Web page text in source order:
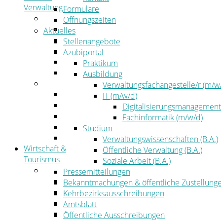
Verwaltung
Politik
Kreistag
Kreistagsinformationssystem
Bürgerinformationssystem
Wahlen
Leitbild
Der Landrat
Kommunalaufsicht
Zahlen, Daten, Fakten
Wirtschaft &
Tourismus
Wirtschaft
Wirtschaftsförderung
Gewerbeflächen und Unternehmen
Arbeitgeberservice
Mobilfunk & Breitband
Formulare
Öffnungszeiten
Aktuelles
Stellenangebote
Azubiportal
Praktikum
Ausbildung
Verwaltungsfachangestelle/r (m/
IT (m/w/d)
Fachinformatik (m/w/d)
Studium
Verwaltungswissenschaften (B.A.)
Öffentliche Verwaltung (B.A.)
Soziale Arbeit (B.A.)
Pressemitteilungen
Bekanntmachungen & öffentliche
Kehrbezirksausschreibungen
Amtsblatt
Öffentliche Ausschreibungen